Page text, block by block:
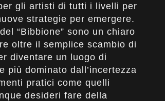
gli artisti di tutti i livelli per
strategie per emergere.
“Bibbione” sono un chiaro
oltre il semplice scambio di
diventare un luogo di
più dominato dall’incertezza
pratici come quelli
desideri fare della